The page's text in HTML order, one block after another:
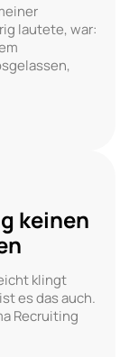
lautete, war:
keinen
klingt
es das auch.
Recruiting